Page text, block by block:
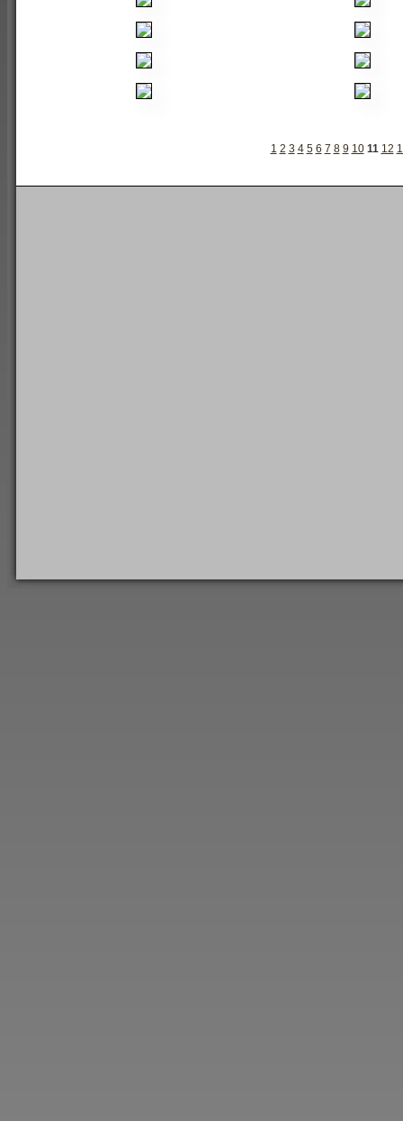
1 2 3 4 5 6 7 8 9 10 11 12